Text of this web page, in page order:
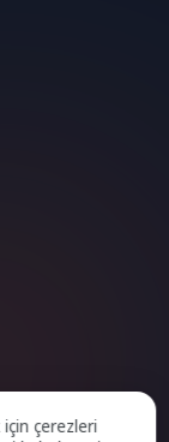
için çerezleri